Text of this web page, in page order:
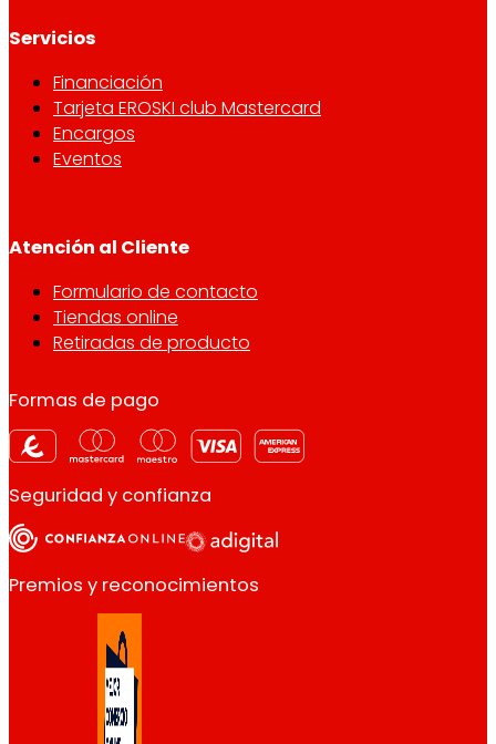
Servicios
Financiación
Tarjeta EROSKI club Mastercard
Encargos
Eventos
Atención al Cliente
Formulario de contacto
Tiendas online
Retiradas de producto
Formas de pago
Seguridad y confianza
Premios y reconocimientos